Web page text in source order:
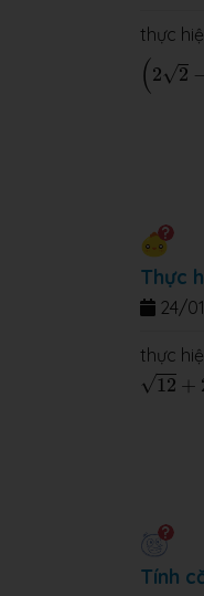
thực
(2√2
2
Thực
24/
thực
√12 +
12+2 27
Tính